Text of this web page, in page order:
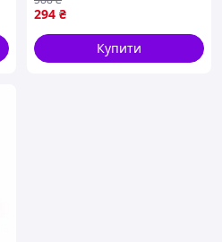
294 ₴
Купити